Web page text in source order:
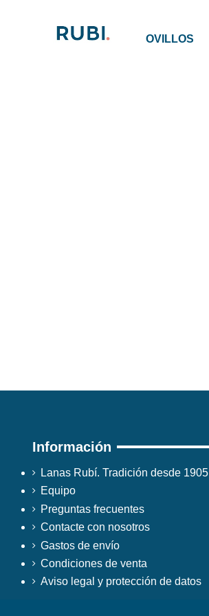
OVILLOS
Información
Lanas Rubí. Tradición desde 1905
Equipo
Preguntas frecuentes
Contacte con nosotros
Gastos de envío
Condiciones de venta
Aviso legal y protección de datos